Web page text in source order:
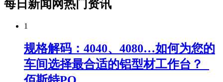
每日新闻网热门资讯
1
规格解码：4040、4080…如何为您的
车间选择最合适的铝型材工作台？_